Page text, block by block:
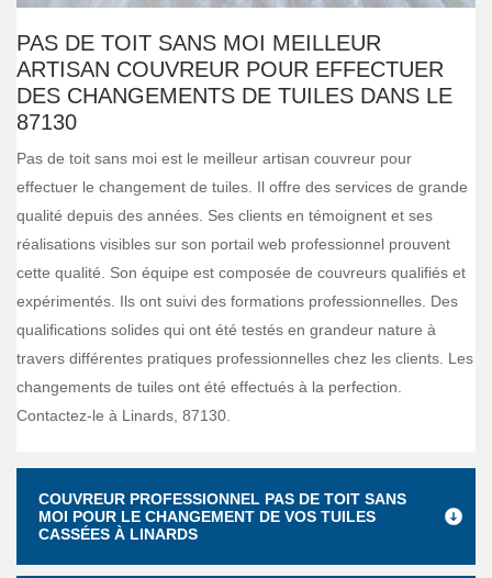
PAS DE TOIT SANS MOI MEILLEUR
ARTISAN COUVREUR POUR EFFECTUER
DES CHANGEMENTS DE TUILES DANS LE
87130
Pas de toit sans moi est le meilleur artisan couvreur pour
effectuer le changement de tuiles. Il offre des services de grande
qualité depuis des années. Ses clients en témoignent et ses
réalisations visibles sur son portail web professionnel prouvent
cette qualité. Son équipe est composée de couvreurs qualifiés et
expérimentés. Ils ont suivi des formations professionnelles. Des
qualifications solides qui ont été testés en grandeur nature à
travers différentes pratiques professionnelles chez les clients. Les
changements de tuiles ont été effectués à la perfection.
Contactez-le à Linards, 87130.
COUVREUR PROFESSIONNEL PAS DE TOIT SANS
MOI POUR LE CHANGEMENT DE VOS TUILES
CASSÉES À LINARDS